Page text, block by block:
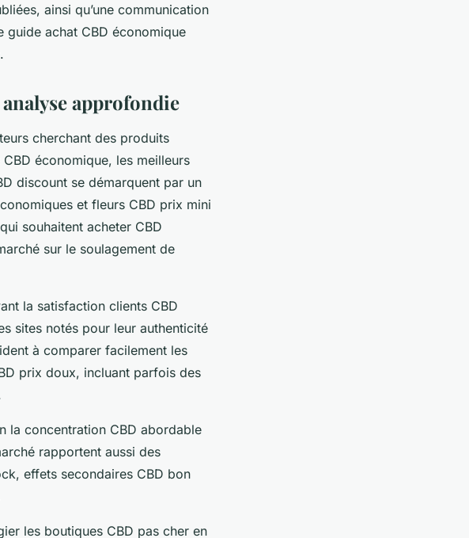
ainsi qu’une communication
guide achat CBD économique
approfondie
cherchant des produits
économique, les meilleurs
discount se démarquent par un
et fleurs CBD prix mini
souhaitent acheter CBD
sur le soulagement de
la satisfaction clients CBD
sites notés pour leur authenticité
à comparer facilement les
prix doux, incluant parfois des
la concentration CBD abordable
rapportent aussi des
effets secondaires CBD bon
les boutiques CBD pas cher en